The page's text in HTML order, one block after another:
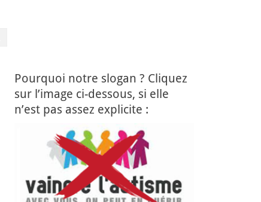
Pourquoi notre slogan ? Cliquez
sur l’image ci-dessous, si elle
n’est pas assez explicite :